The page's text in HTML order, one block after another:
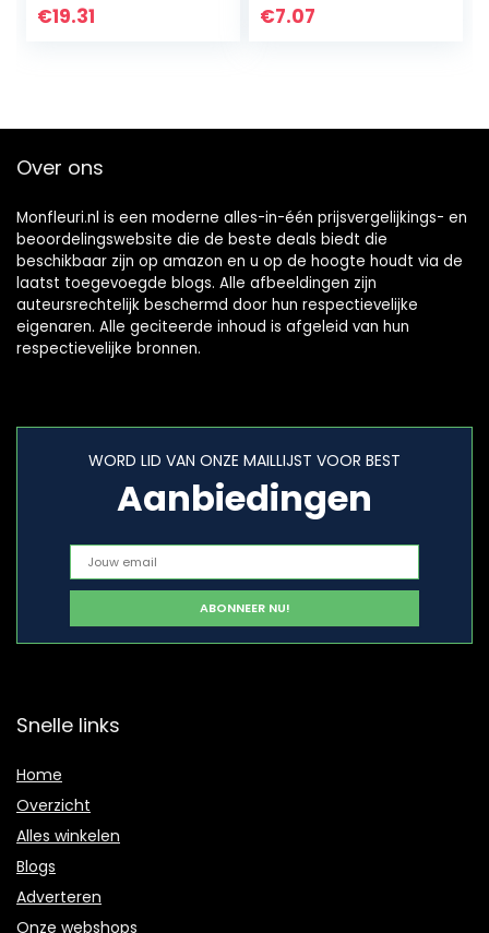
spruiten (500g)
€19.31
Eigenaardige Vorm
€7.07
Over ons
Monfleuri.nl is een moderne alles-in-één prijsvergelijkings- en
beoordelingswebsite die de beste deals biedt die
beschikbaar zijn op amazon en u op de hoogte houdt via de
laatst toegevoegde blogs. Alle afbeeldingen zijn
auteursrechtelijk beschermd door hun respectievelijke
eigenaren. Alle geciteerde inhoud is afgeleid van hun
respectievelijke bronnen.
WORD LID VAN ONZE MAILLIJST VOOR BEST
Aanbiedingen
Snelle links
Home
Overzicht
Alles winkelen
Blogs
Adverteren
Onze webshops